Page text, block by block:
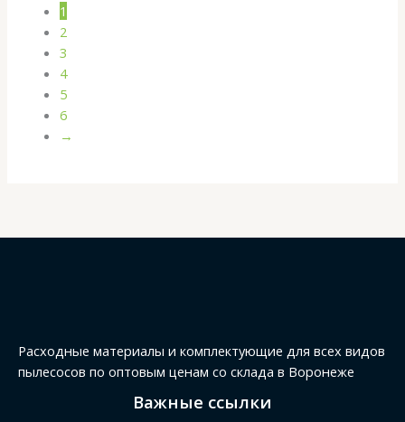
1
2
3
4
5
6
→
Расходные материалы и комплектующие для всех видов
пылесосов по оптовым ценам со склада в Воронеже
Важные ссылки